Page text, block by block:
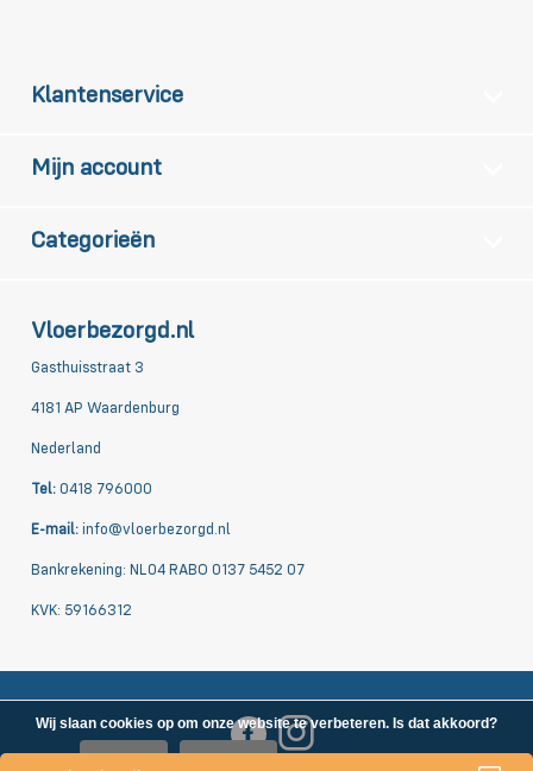
Vloerbezorgd.nl
Gasthuisstraat 3
4181 AP Waardenburg
Nederland
Tel: 0418 796000
E-mail: info@vloerbezorgd.nl
Bankrekening: NL04 RABO 0137 5452 07
KVK: 59166312
Klantenservice
Mijn account
Categorieën
Wij slaan cookies op om onze website te verbeteren. Is dat akkoord?